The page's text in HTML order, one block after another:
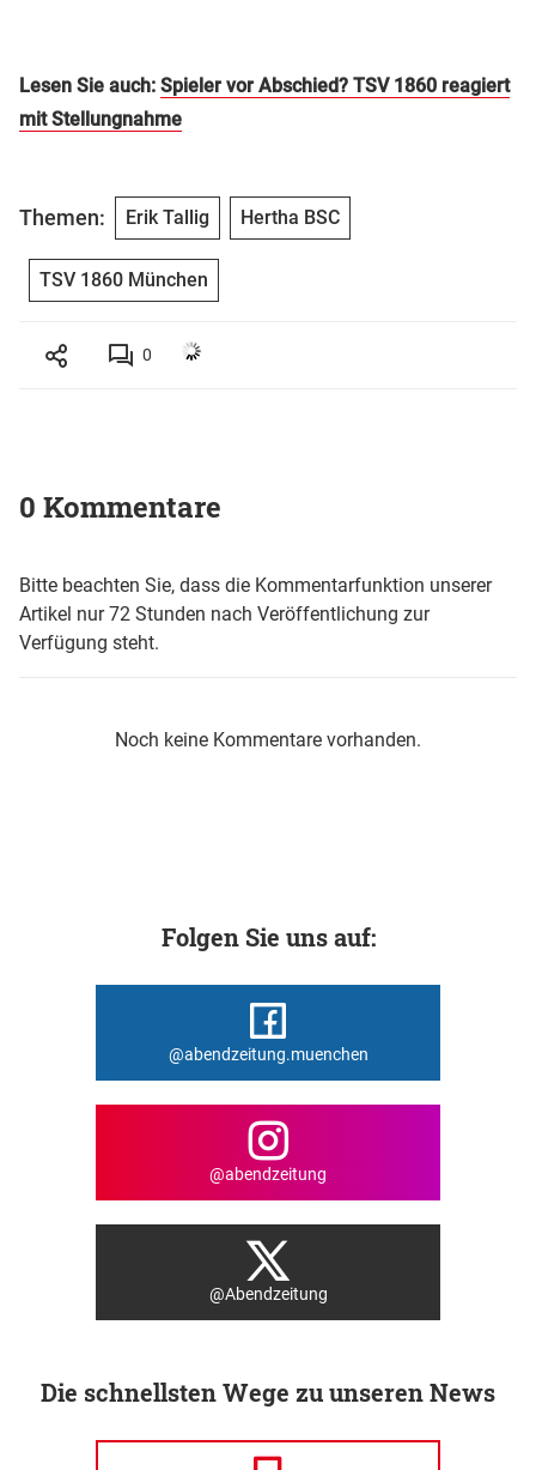
Lesen Sie auch: Spieler vor Abschied? TSV 1860 reagiert
mit Stellungnahme
Themen: Erik Tallig Hertha BSC
TSV 1860 München
0
0 Kommentare
Bitte beachten Sie, dass die Kommentarfunktion unserer
Artikel nur 72 Stunden nach Veröffentlichung zur
Verfügung steht.
Noch keine Kommentare vorhanden.
Folgen Sie uns auf:
@abendzeitung.muenchen
@abendzeitung
@Abendzeitung
Die schnellsten Wege zu unseren News